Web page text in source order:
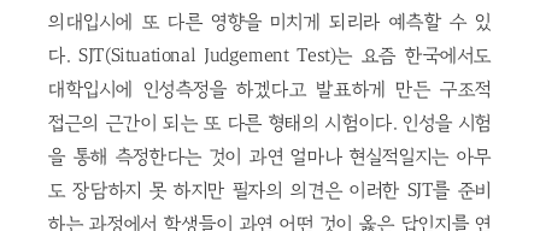
의대입시에 또 다른 영향을 미치게 되리라 예측할 수 있
다. SJT(Situational Judgement Test)는 요즘 한국에서도
대학입시에 인성측정을 하겠다고 발표하게 만든 구조적
접근의 근간이 되는 또 다른 형태의 시험이다. 인성을 시험
을 통해 측정한다는 것이 과연 얼마나 현실적일지는 아무
도 장담하지 못 하지만 필자의 의견은 이러한 SJT를 준비
하는 과정에서 학생들이 과연 어떤 것이 옳은 답인지를 연